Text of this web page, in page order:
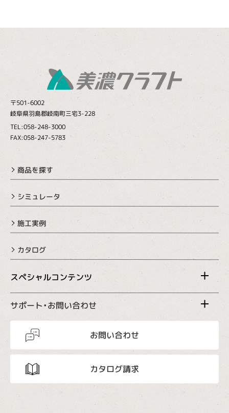
〒501-6002
岐阜県羽島郡岐南町三宅3-228
TEL:058-248-3000
FAX:058-247-5783
商品を探す
シミュレータ
施工実例
カタログ
スペシャルコンテンツ
サポート・お問い合わせ
お問い合わせ
カタログ請求